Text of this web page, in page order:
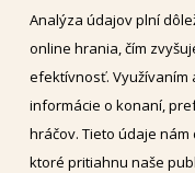
Analýza údajov plní
online hrania, čím
efektívnosť. Využívaním
informácie o konaní,
hráčov. Tieto údaje
ktoré pritiahnu naše